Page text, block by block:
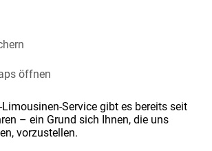
öffnen
Service gibt es bereits seit
– ein Grund sich Ihnen, die uns
vorzustellen.